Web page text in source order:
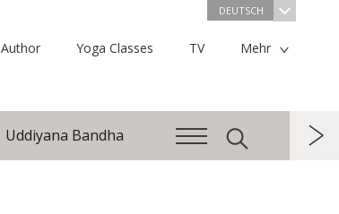
DEUTSCH
Author Yoga Classes TV Mehr
Uddiyana Bandha